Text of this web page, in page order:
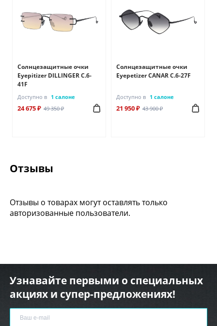
Солнцезащитные очки
Eyepitizer DILLINGER C.6-
41F
Доступно в 1 салоне
24 675 ₽ 49 350 ₽
Солнцезащитные очки
Eyepetizer CANAR C.6-27F
Доступно в 1 салоне
21 950 ₽ 43 900 ₽
Отзывы
Отзывы о товарах могут оставлять только
авторизованные пользователи.
Узнавайте первыми о специальных
акциях и супер-предложениях!